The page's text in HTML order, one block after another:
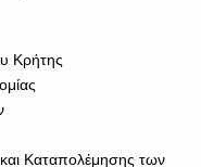
Κρήτης
Καταπολέμησης των